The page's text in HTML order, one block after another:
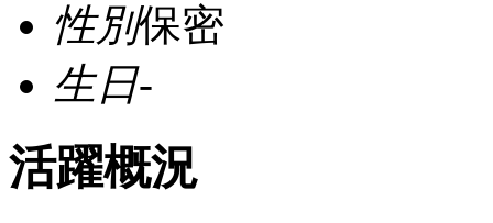
性別保密
生日-
活躍概況